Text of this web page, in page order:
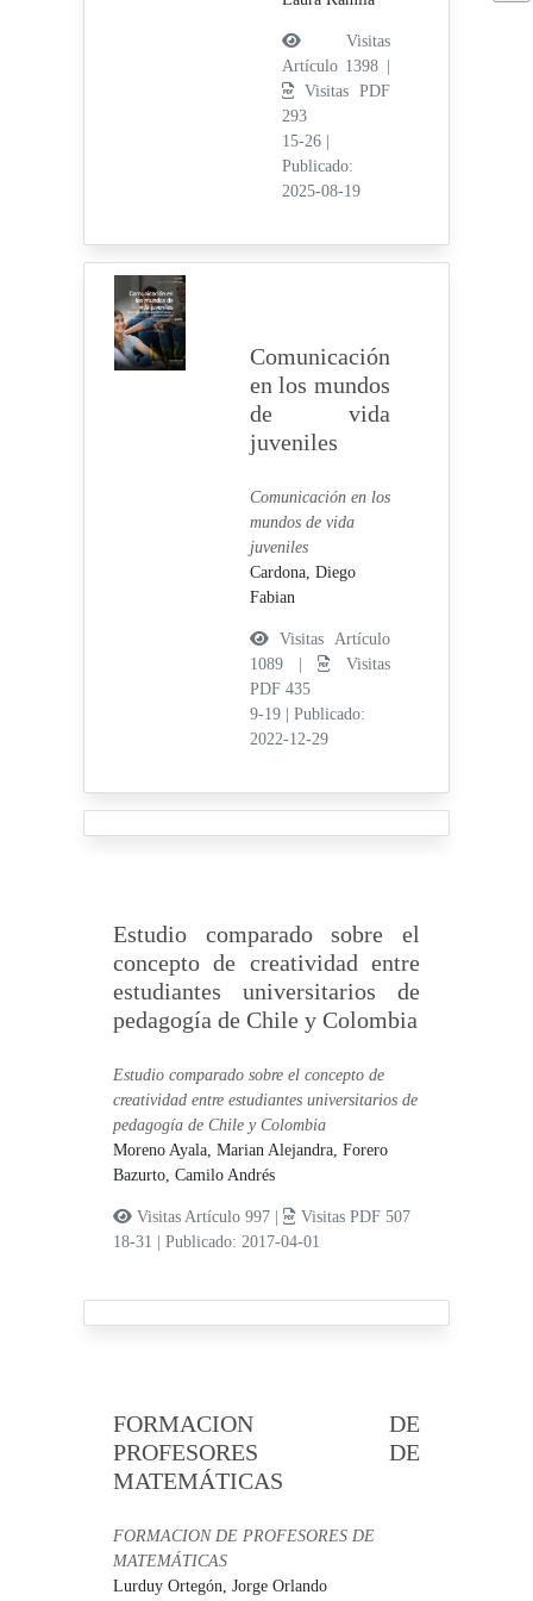
Visitas
Artículo 1398 |
Visitas PDF
293
15-26
Publicado:
2025-08-19
Comunicación
en los mundos
de vida
juveniles
Comunicación en los
mundos de vida
juveniles
Cardona, Diego
Fabian
Visitas Artículo
1089 |
Visitas
PDF 435
9-19
Publicado:
2022-12-29
Estudio comparado sobre el
concepto de creatividad entre
estudiantes universitarios de
pedagogía de Chile y Colombia
Estudio comparado sobre el concepto de
creatividad entre estudiantes universitarios de
pedagogía de Chile y Colombia
Moreno Ayala, Marian Alejandra,Forero
Bazurto, Camilo Andrés
Visitas Artículo 997 |
Visitas PDF 507
18-31
|Publicado: 2017-04-01
FORMACION DE
PROFESORES DE
MATEMÁTICAS
FORMACION DE PROFESORES DE
MATEMÁTICAS
Lurduy Ortegón, Jorge Orlando